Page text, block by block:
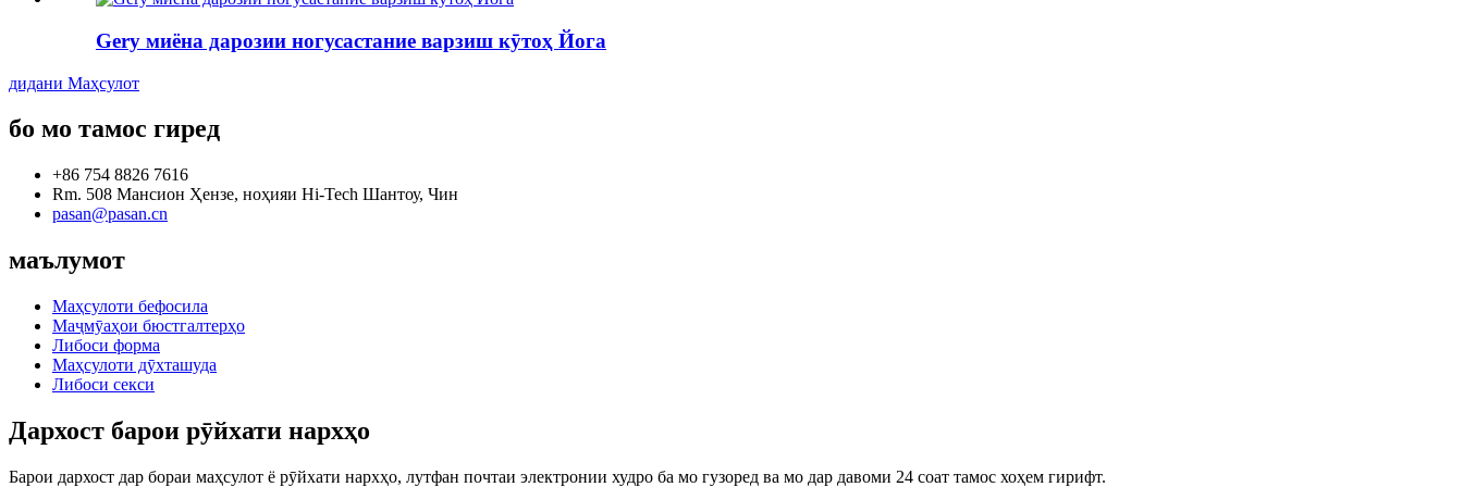
Gery миёна дарозии ногусастание варзиш кӯтоҳ Йога
дидани Маҳсулот
бо мо тамос гиред
+86 754 8826 7616
Rm. 508 Мансион Ҳензе, ноҳияи Hi-Tech Шантоу, Чин
pasan@pasan.cn
маълумот
Маҳсулоти бефосила
Маҷмӯаҳои бюстгалтерҳо
Либоси форма
Маҳсулоти дӯхташуда
Либоси секси
Дархост барои рӯйхати нархҳо
Барои дархост дар бораи маҳсулот ё рӯйхати нархҳо, лутфан почтаи электронии худро ба мо гузоред ва мо дар давоми 24 соат тамос хоҳем гирифт.